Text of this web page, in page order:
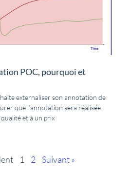
POC, pourquoi et
externaliser son annotation de
que l’annotation sera réalisée
et à un prix
1 2 Suivant »